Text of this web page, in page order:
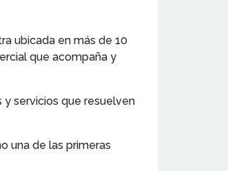
ubicada en más de 10
que acompaña y
y servicios que resuelven
una de las primeras